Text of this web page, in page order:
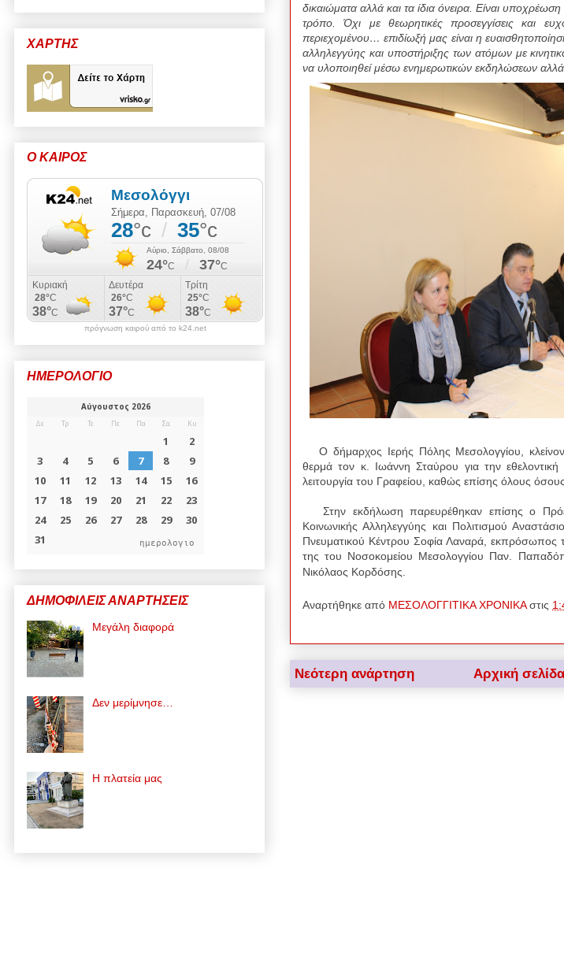
δικαιώματα αλλά και τα ίδια όνειρα. Είναι
τρόπο. Όχι με θεωρητικές προσεγγίσεις και
περιεχομένου… επιδίωξή μας είναι η
αλληλεγγύης και υποστήριξης των ατόμων με
να υλοποιηθεί μέσω ενημερωτικών εκδηλώσεων
Ο δήμαρχος Ιερής Πόλης Μεσολογγίου,
θερμά τον κ. Ιωάννη Σταύρου για την
λειτουργία του Γραφείου, καθώς επίσης όλους
Στην εκδήλωση παρευρέθηκαν επίσης ο
Κοινωνικής Αλληλεγγύης και Πολιτισμού
Πνευματικού Κέντρου Σοφία Λαναρά, εκπρόσωπος
της του Νοσοκομείου Μεσολογγίου Παν.
Νικόλαος Κορδόσης.
Αναρτήθηκε από ΜΕΣΟΛΟΓΓΙΤΙΚΑ ΧΡΟΝΙΚΑ στις
Νεότερη ανάρτηση Αρχική σελίδα
ΧΑΡΤΗΣ
Ο ΚΑΙΡΟΣ
πρόγνωση καιρού από το k24.net
ΗΜΕΡΟΛΟΓΙΟ
ημερολογιο
ΔΗΜΟΦΙΛΕΙΣ ΑΝΑΡΤΗΣΕΙΣ
Μεγάλη διαφορά
Δεν μερίμνησε…
Η πλατεία μας